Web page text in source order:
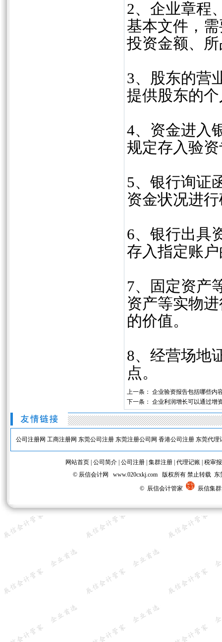
‌2、企业章程
基本文件，
投资金额、
3、股东的营
提供股东的
4、资金进入
规定存入验
5、银行询证
资金状况进
6、银行出具
存入指定账
7、固定资产
资产等实物
的价值。
‌8、经营场地
点。
上一条： 企业验资报告包括哪些内
下一条： 企业利润增长可以通过增
公司注册网 工商注册网 东莞公司注册 东莞注册公司网 香港公司注册 东莞代理
网站首页 公司简介 公司注册 集群注册 代理记账 税审
© 辰信会计网 www.020cxkj.com 版权所有 禁止转载
© 辰信会计管家
辰信集